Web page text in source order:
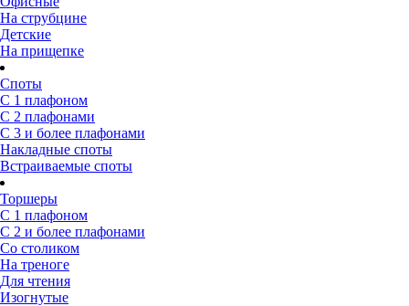
На струбцине
Детские
На прищепке
Споты
С 1 плафоном
С 2 плафонами
С 3 и более плафонами
Накладные споты
Встраиваемые споты
Торшеры
С 1 плафоном
С 2 и более плафонами
Со столиком
На треноге
Для чтения
Изогнутые